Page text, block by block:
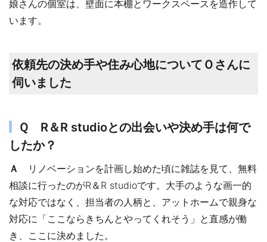
娘さんの個室は、壁面に本棚とワークスペースを造作して
います。
依頼先の決め手や住み心地についてＯさんに
伺いました
Ｑ R＆R studioとの出会いや決め手は何で
したか？
Ａ
リノベーションを計画し始めた頃に雑誌を見て、無料
相談に行ったのがR＆R studioです。大手のような画一的
な対応ではなく、担当者の人柄と、アットホームで親身な
対応に「ここならきちんとやってくれそう」と直感が働
き、ここに決めました。